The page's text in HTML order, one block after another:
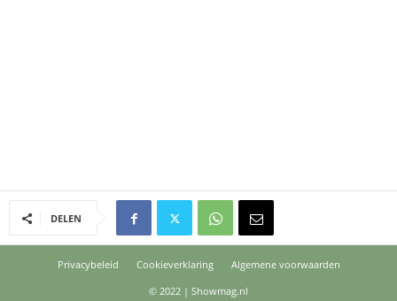
DELEN
Privacybeleid Cookieverklaring
Algemene voorwaarden
© 2022 | Showmag.nl